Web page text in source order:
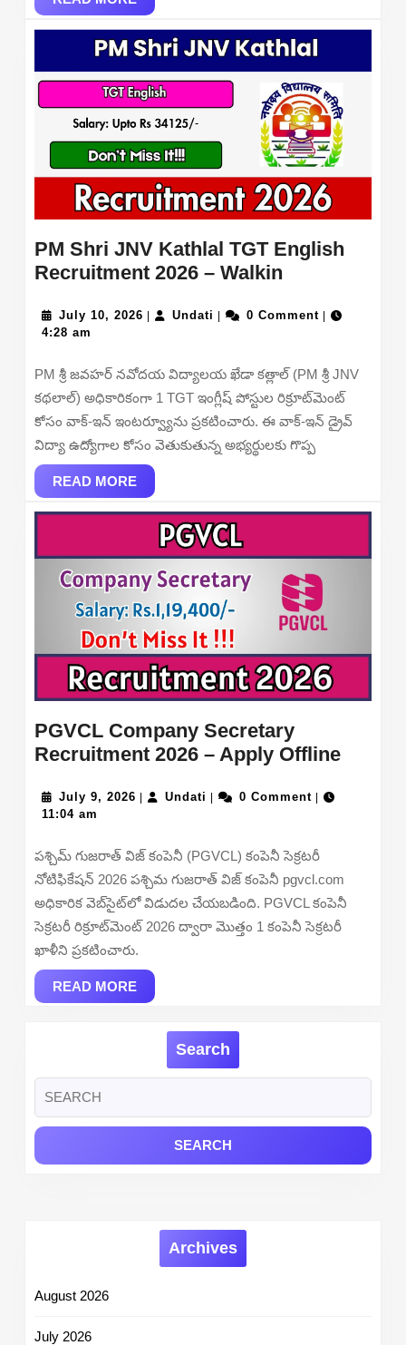
MORE
PM Shri JNV Kathlal TGT English
Recruitment 2026 – Walkin
JNV
TGT
English
Recruitment
2026
July 10, 2026 July
| Undati Undati
| 0 Comment |
4:28 am
PM శ్రీ జవహర్ నవోదయ విద్యాలయ ఖేడా కత్లాల్ (PM శ్రీ JNV
కథలాల్) అధికారికంగా 1 TGT ఇంగ్లీష్ పోస్టుల రిక్రూట్‌మెంట్
కోసం వాక్-ఇన్ ఇంటర్వ్యూను ప్రకటించారు. ఈ వాక్-ఇన్ డ్రైవ్
విద్యా ఉద్యోగాల కోసం వెతుకుతున్న అభ్యర్థులకు గొప్ప
READ MOREREAD
MORE
PGVCL Company Secretary
Recruitment 2026 – Apply Offline
Apply
July 9, 2026 July
| Undati Undati
| 0 Comment |
11:04 am
పశ్చిమ్ గుజరాత్ విజ్ కంపెనీ (PGVCL) కంపెనీ సెక్రటరీ
నోటిఫికేషన్ 2026 పశ్చిమ గుజరాత్ విజ్ కంపెనీ pgvcl.com
అధికారిక వెబ్‌సైట్‌లో విడుదల చేయబడింది. PGVCL కంపెనీ
సెక్రటరీ రిక్రూట్‌మెంట్ 2026 ద్వారా మొత్తం 1 కంపెనీ సెక్రటరీ
ఖాళీని ప్రకటించారు.
READ MOREREAD
MORE
Search
for:
Archives
August 2026
July 2026